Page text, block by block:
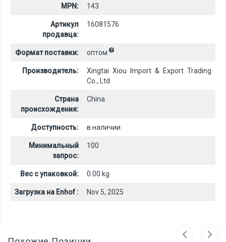
MPN: 143
Артикул
продавца:
16081576
Формат поставки: оптом
Производитель:
Xingtai Xiou Import & Export Trading
Co., Ltd
Страна
происхождения:
China
Доступность: в наличии
Минимальный
запрос:
100
Вес с упаковкой: 0.00 kg
Загрузка на Enhof : Nov 5, 2025